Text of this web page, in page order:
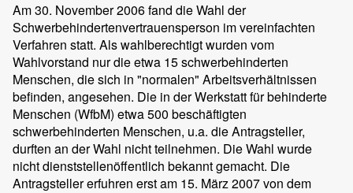
Am 30. November 2006 fand die Wahl der
Schwerbehindertenvertrauensperson im vereinfachten
Verfahren statt. Als wahlberechtigt wurden vom
Wahlvorstand nur die etwa 15 schwerbehinderten
Menschen, die sich in "normalen" Arbeitsverhältnissen
befinden, angesehen. Die in der Werkstatt für behinderte
Menschen (WfbM) etwa 500 beschäftigten
schwerbehinderten Menschen, u.a. die Antragsteller,
durften an der Wahl nicht teilnehmen. Die Wahl wurde
nicht dienststellenöffentlich bekannt gemacht. Die
Antragsteller erfuhren erst am 15. März 2007 von dem